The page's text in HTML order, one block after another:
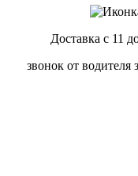
Доставка с 11
звонок от водителя